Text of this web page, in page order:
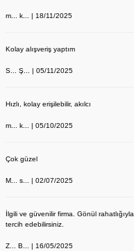
m... k... | 18/11/2025
Kolay alışveriş yaptım
S... Ş... | 05/11/2025
Hızlı, kolay erişilebilir, akılcı
m... k... | 05/10/2025
Çok güzel
M... s... | 02/07/2025
İlgili ve güvenilir firma. Gönül rahatlığıyla
tercih edebilirsiniz.
Z... B... | 16/05/2025